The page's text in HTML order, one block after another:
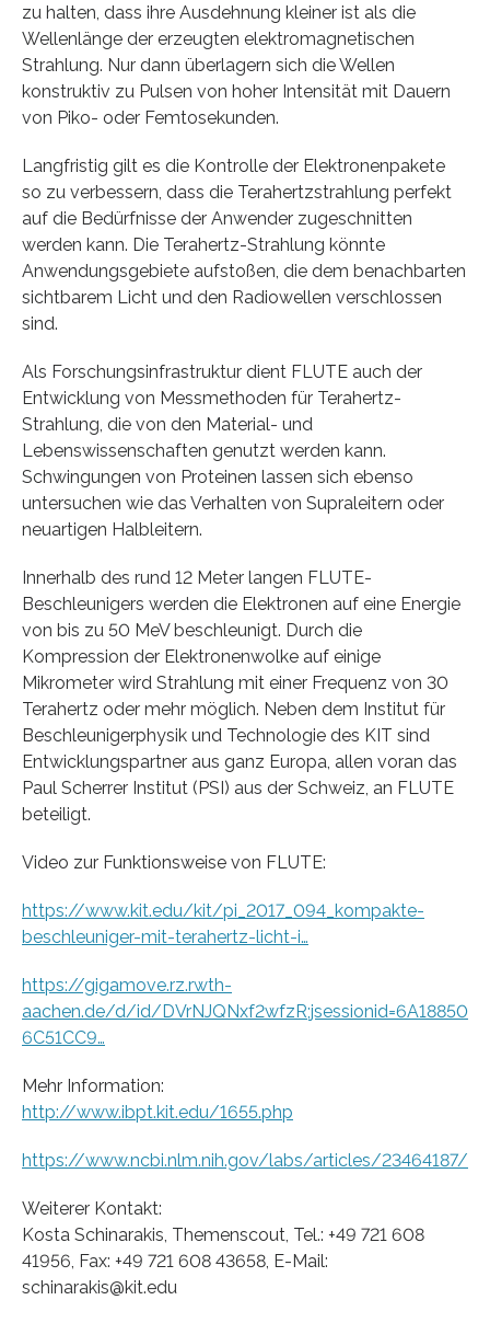
zu halten, dass ihre Ausdehnung kleiner ist als die
Wellenlänge der erzeugten elektromagnetischen
Strahlung. Nur dann überlagern sich die Wellen
konstruktiv zu Pulsen von hoher Intensität mit Dauern
von Piko- oder Femtosekunden.
Langfristig gilt es die Kontrolle der Elektronenpakete
so zu verbessern, dass die Terahertzstrahlung perfekt
auf die Bedürfnisse der Anwender zugeschnitten
werden kann. Die Terahertz-Strahlung könnte
Anwendungsgebiete aufstoßen, die dem benachbarten
sichtbarem Licht und den Radiowellen verschlossen
sind.
Als Forschungsinfrastruktur dient FLUTE auch der
Entwicklung von Messmethoden für Terahertz-
Strahlung, die von den Material- und
Lebenswissenschaften genutzt werden kann.
Schwingungen von Proteinen lassen sich ebenso
untersuchen wie das Verhalten von Supraleitern oder
neuartigen Halbleitern.
Innerhalb des rund 12 Meter langen FLUTE-
Beschleunigers werden die Elektronen auf eine Energie
von bis zu 50 MeV beschleunigt. Durch die
Kompression der Elektronenwolke auf einige
Mikrometer wird Strahlung mit einer Frequenz von 30
Terahertz oder mehr möglich. Neben dem Institut für
Beschleunigerphysik und Technologie des KIT sind
Entwicklungspartner aus ganz Europa, allen voran das
Paul Scherrer Institut (PSI) aus der Schweiz, an FLUTE
beteiligt.
Video zur Funktionsweise von FLUTE:
https://www.kit.edu/kit/pi_2017_094_kompakte-
beschleuniger-mit-terahertz-licht-i…
https://gigamove.rz.rwth-
aachen.de/d/id/DVrNJQNxf2wfzR;jsessionid=6A18850
6C51CC9…
Mehr Information:
http://www.ibpt.kit.edu/1655.php
https://www.ncbi.nlm.nih.gov/labs/articles/23464187/
Weiterer Kontakt:
Kosta Schinarakis, Themenscout, Tel.: +49 721 608
41956, Fax: +49 721 608 43658, E-Mail:
schinarakis@kit.edu